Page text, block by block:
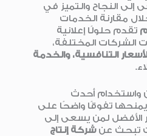
إلى النجاح والتميز في
مقارنة الخدمات
تقدم حلولًا إعلانية
الشركات المختلفة،
التنافسية، والخدمة
واستخدام أحدث
يمنحها تفوقًا واضحًا على
الأفضل لمن يسعى إلى
تبحث عنشركة إنتاج